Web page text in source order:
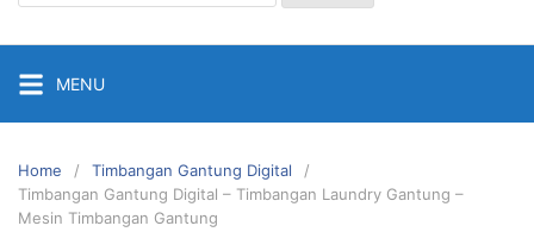
for:
MENU
Home
Timbangan Gantung Digital
Timbangan Gantung Digital – Timbangan Laundry Gantung –
Mesin Timbangan Gantung